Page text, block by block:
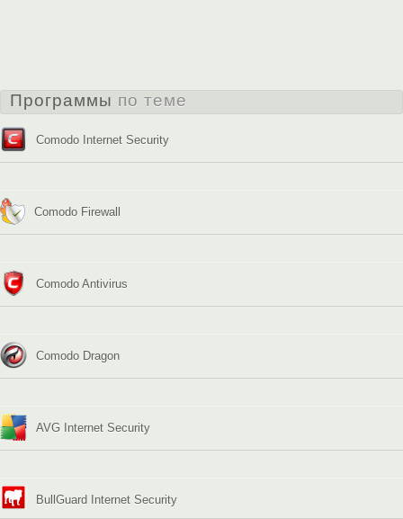
Программы по теме
Comodo Internet Security
Comodo Firewall
Comodo Antivirus
Comodo Dragon
AVG Internet Security
BullGuard Internet Security